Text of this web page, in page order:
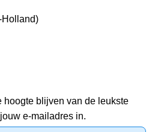
Holland)
hoogte blijven van de leukste
e-mailadres in.